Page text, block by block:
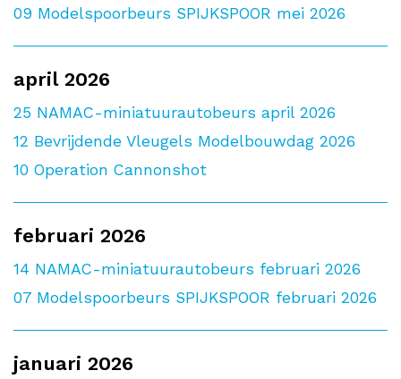
09 Modelspoorbeurs SPIJKSPOOR mei 2026
april 2026
25 NAMAC-miniatuurautobeurs april 2026
12 Bevrijdende Vleugels Modelbouwdag 2026
10 Operation Cannonshot
februari 2026
14 NAMAC-miniatuurautobeurs februari 2026
07 Modelspoorbeurs SPIJKSPOOR februari 2026
januari 2026